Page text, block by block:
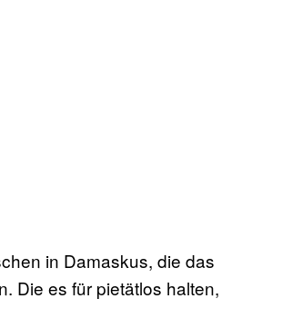
in Damaskus, die das
Die es für pietätlos halten,